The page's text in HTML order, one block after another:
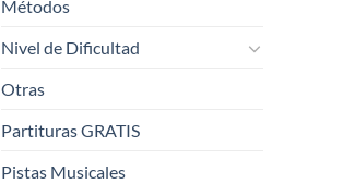
Métodos
Nivel de Dificultad
Otras
Partituras GRATIS
Pistas Musicales